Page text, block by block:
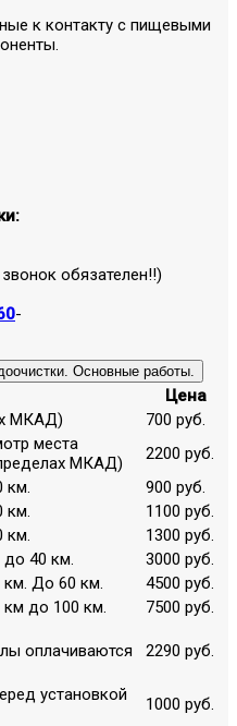
к контакту с пищевыми
обязателен!!)
-
Основные работы.
Цена
МКАД)
700 руб.
места
МКАД)
2200 руб.
км.
900 руб.
км.
1100 руб.
км.
1300 руб.
40 км.
3000 руб.
До 60 км.
4500 руб.
до 100 км.
7500 руб.
оплачиваются
2290 руб.
установкой
1000 руб.